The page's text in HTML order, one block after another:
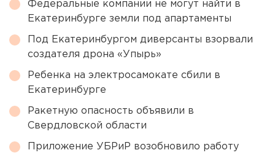
Федеральные компании не могут найти в
Екатеринбурге земли под апартаменты
Под Екатеринбургом диверсанты взорвали
создателя дрона «Упырь»
Ребенка на электросамокате сбили в
Екатеринбурге
Ракетную опасность объявили в
Свердловской области
Приложение УБРиР возобновило работу